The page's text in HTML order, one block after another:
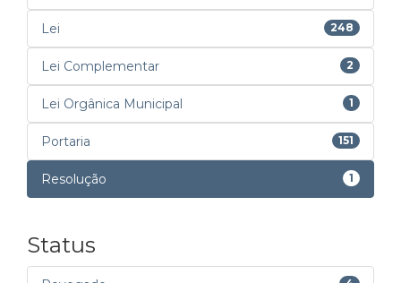
Lei 248
Lei Complementar 2
Lei Orgânica Municipal 1
Portaria 151
Resolução 1
Status